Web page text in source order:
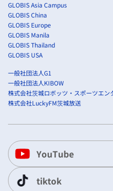
GLOBIS Asia Campus
GLOBIS China
GLOBIS Europe
GLOBIS Manila
GLOBIS Thailand
GLOBIS USA
一般社団法人G1
一般社団法人KIBOW
株式会社茨城ロボッツ・スポーツエン
株式会社LuckyFM茨城放送
YouTube
tiktok